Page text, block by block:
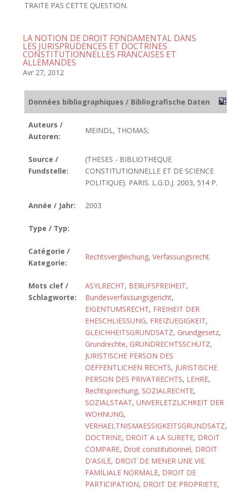
TRAITE PAS CETTE QUESTION.
LA NOTION DE DROIT FONDAMENTAL DANS
LES JURISPRUDENCES ET DOCTRINES
CONSTITUTIONNELLES FRANCAISES ET
ALLEMANDES
Avr 27, 2012
Données bibliographiques / Bibliografische Daten
Auteurs /
Autoren:
MEINDL, THOMAS;
Source /
Fundstelle:
(THESES - BIBLIOTHEQUE
CONSTITUTIONNELLE ET DE SCIENCE
POLITIQUE). PARIS. L.G.D.J. 2003, 514 P.
Année / Jahr: 2003
Type / Typ:
Catégorie /
Kategorie:
Rechtsvergleichung, Verfassungsrecht
Mots clef /
Schlagworte:
ASYLRECHT, BERUFSFREIHEIT,
Bundesverfassungsgericht,
EIGENTUMSRECHT, FREIHEIT DER
EHESCHLIESSUNG, FREIZUEGIGKEIT,
GLEICHHEITSGRUNDSATZ, Grundgesetz,
Grundrechte, GRUNDRECHTSSCHUTZ,
JURISTISCHE PERSON DES
OEFFENTLICHEN RECHTS, JURISTISCHE
PERSON DES PRIVATRECHTS, LEHRE,
Rechtsprechung, SOZIALRECHTE,
SOZIALSTAAT, UNVERLETZLICHKEIT DER
WOHNUNG,
VERHAELTNISMAESSIGKEITSGRUNDSATZ,
DOCTRINE, DROIT A LA SURETE, DROIT
COMPARE, Droit constitutionnel, DROIT
D'ASILE, DROIT DE MENER UNE VIE
FAMILIALE NORMALE, DROIT DE
PARTICIPATION, DROIT DE PROPRIETE,